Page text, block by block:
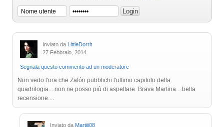
Inviato da
LittleDorrit
27 Febbraio, 2014
Segnala questo commento ad un moderatore
Non vedo l'ora che Zafón pubblichi l'ultimo capitolo della
quadrilogia....non ne posso più di aspettare. Brava Martina....bella
recensione....
Inviato da Martiii08